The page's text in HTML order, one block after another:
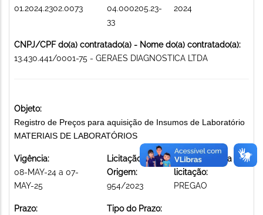
01.2024.2302.0073
04.000205.23-
33
2024
CNPJ/CPF do(a) contratado(a) - Nome do(a) contratado(a):
13.430.441/0001-75 - GERAES DIAGNOSTICA LTDA
Objeto:
Registro de Preços para aquisição de Insumos de Laboratório
MATERIAIS DE LABORATÓRIOS
Vigência:
08-MAY-24 a 07-
MAY-25
Licitação de
Origem:
954/2023
Modalidade da
licitação:
PREGAO
Prazo:
Tipo do Prazo: